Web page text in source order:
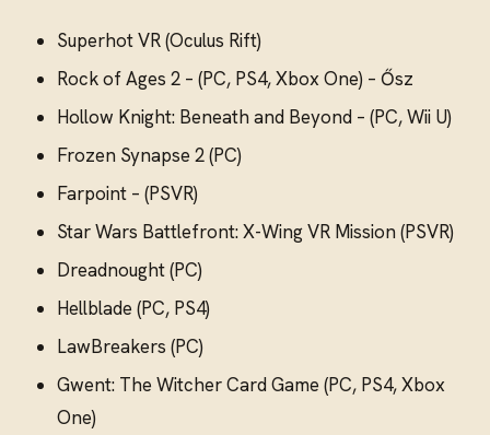
Superhot VR (Oculus Rift)
Rock of Ages 2 – (PC, PS4, Xbox One) – Ősz
Hollow Knight: Beneath and Beyond – (PC, Wii U)
Frozen Synapse 2 (PC)
Farpoint – (PSVR)
Star Wars Battlefront: X-Wing VR Mission (PSVR)
Dreadnought (PC)
Hellblade (PC, PS4)
LawBreakers (PC)
Gwent: The Witcher Card Game (PC, PS4, Xbox
One)